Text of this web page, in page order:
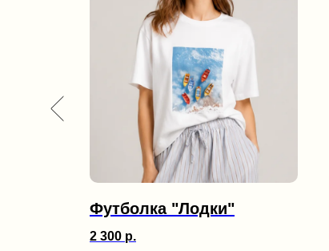
Футболка "Лодки"
2 300 р.